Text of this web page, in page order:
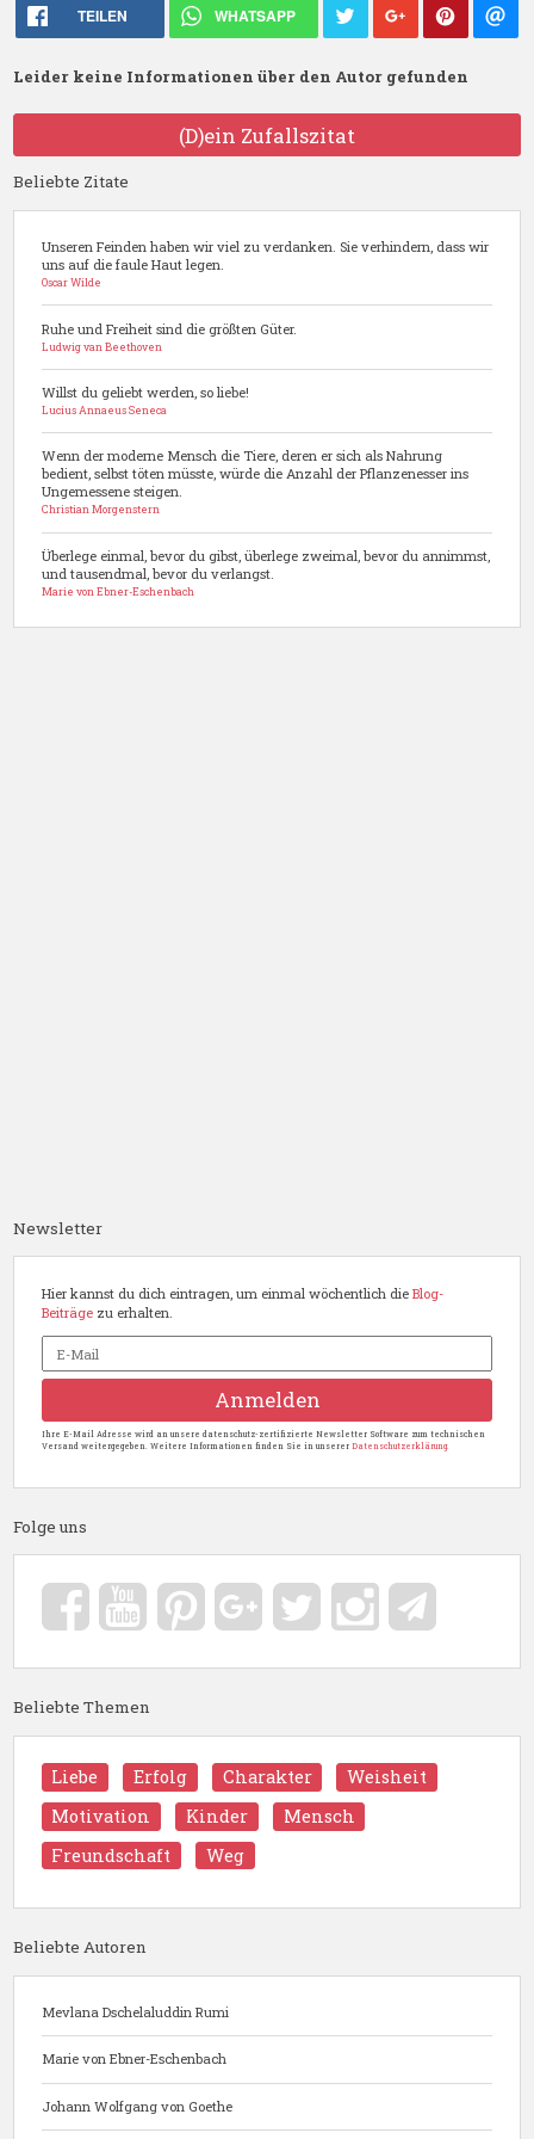
TEILEN WHATSAPP
Leider keine Informationen über den Autor gefunden
(D)ein Zufallszitat
Beliebte Zitate
Unseren Feinden haben wir viel zu verdanken. Sie verhindern, dass wir
uns auf die faule Haut legen.
Oscar Wilde
Ruhe und Freiheit sind die größten Güter.
Ludwig van Beethoven
Willst du geliebt werden, so liebe!
Lucius Annaeus Seneca
Wenn der moderne Mensch die Tiere, deren er sich als Nahrung
bedient, selbst töten müsste, würde die Anzahl der Pflanzenesser ins
Ungemessene steigen.
Christian Morgenstern
Überlege einmal, bevor du gibst, überlege zweimal, bevor du annimmst,
und tausendmal, bevor du verlangst.
Marie von Ebner-Eschenbach
Newsletter
Hier kannst du dich eintragen, um einmal wöchentlich die Blog-
Beiträgezu erhalten.
Ihre E-Mail Adresse wird an unsere datenschutz-zertifizierte Newsletter Software zum technischen
Versand weitergegeben. Weitere Informationen finden Sie in unserer Datenschutzerklärung.
Folge uns
Beliebte Themen
Liebe Erfolg Charakter
Weisheit
Motivation
Kinder
Mensch
Freundschaft
Weg
Beliebte Autoren
Mevlana Dschelaluddin Rumi
Marie von Ebner-Eschenbach
Johann Wolfgang von Goethe